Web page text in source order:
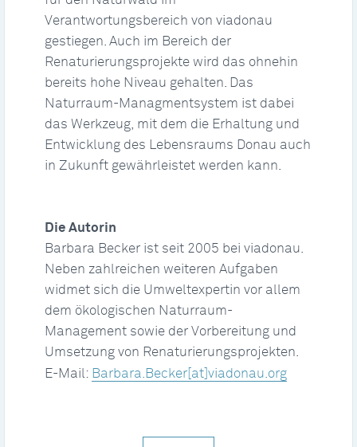
Verantwortungsbereich von viadonau
gestiegen. Auch im Bereich der
Renaturierungsprojekte wird das ohnehin
bereits hohe Niveau gehalten. Das
Naturraum-Managmentsystem ist dabei
das Werkzeug, mit dem die Erhaltung und
Entwicklung des Lebensraums Donau auch
in Zukunft gewährleistet werden kann.
Die Autorin
Barbara Becker ist seit 2005 bei viadonau.
Neben zahlreichen weiteren Aufgaben
widmet sich die Umweltexpertin vor allem
dem ökologischen Naturraum-
Management sowie der Vorbereitung und
Umsetzung von Renaturierungsprojekten.
E-Mail: Barbara.Becker[at]viadonau.org